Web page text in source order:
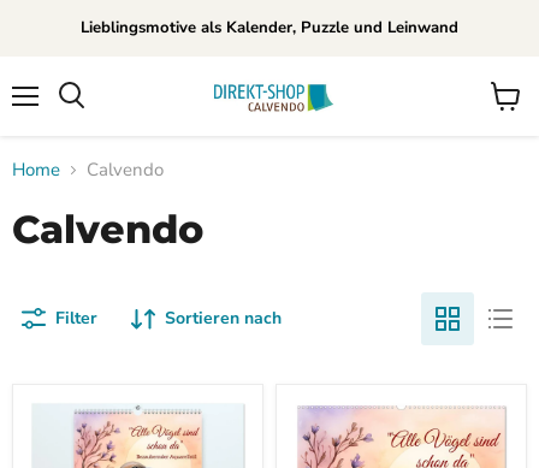
Lieblingsmotive als Kalender, Puzzle und Leinwand
Home Calvendo
Calvendo
Filter Sortieren nach